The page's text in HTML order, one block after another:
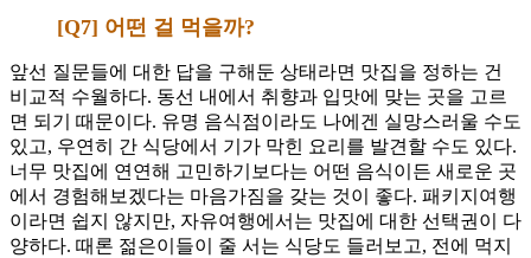
[Q7] 어떤 걸 먹을까?
앞선 질문들에 대한 답을 구해둔 상태라면 맛집을 정하는 건
비교적 수월하다. 동선 내에서 취향과 입맛에 맞는 곳을 고르
면 되기 때문이다. 유명 음식점이라도 나에겐 실망스러울 수도
있고, 우연히 간 식당에서 기가 막힌 요리를 발견할 수도 있다.
너무 맛집에 연연해 고민하기보다는 어떤 음식이든 새로운 곳
에서 경험해보겠다는 마음가짐을 갖는 것이 좋다. 패키지여행
이라면 쉽지 않지만, 자유여행에서는 맛집에 대한 선택권이 다
양하다. 때론 젊은이들이 줄 서는 식당도 들러보고, 전에 먹지